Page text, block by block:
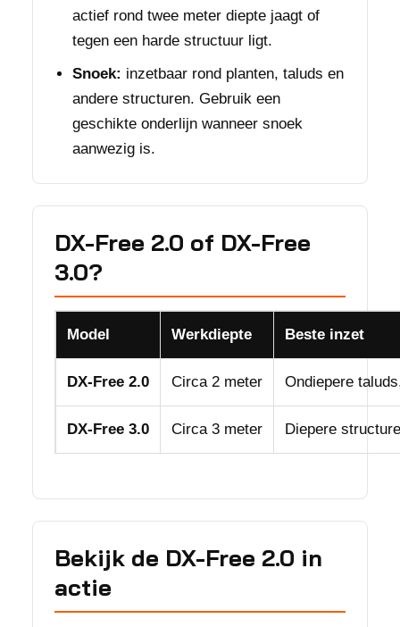
actief rond twee meter diepte jaagt of
tegen een harde structuur ligt.
Snoek: inzetbaar rond planten, taluds en
andere structuren. Gebruik een
geschikte onderlijn wanneer snoek
aanwezig is.
DX-Free 2.0 of DX-Free
3.0?
Model Werkdiepte Beste inzet
DX-Free 2.0 Circa 2 meter Ondiepere
DX-Free 3.0 Circa 3 meter Diepere
Bekijk de DX-Free 2.0 in
actie